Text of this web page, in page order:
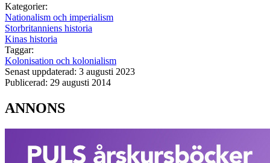
Kategorier:
Nationalism och imperialism
Storbritanniens historia
Kinas historia
Taggar:
Kolonisation och kolonialism
Senast uppdaterad: 3 augusti 2023
Publicerad: 29 augusti 2014
ANNONS